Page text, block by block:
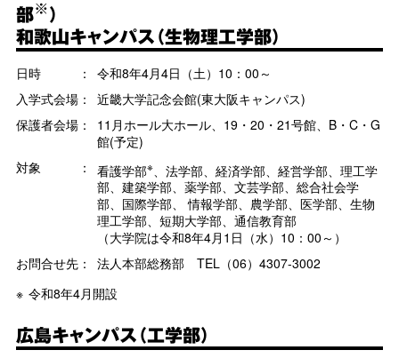
部※）
和歌山キャンパス（生物理工学部）
日時 ：
令和8年4月4日（土）10：00～
入学式会場：
近畿大学記念会館(東大阪キャンパス)
保護者会場：
11月ホール大ホール、19・20・21号館、B・C・G
館(予定)
対象 ：
看護学部※
、法学部、経済学部、経営学部、理工学
部、建築学部、薬学部、文芸学部、総合社会学
部、国際学部、 情報学部、農学部、医学部、生物
理工学部、短期大学部、通信教育部
（大学院は令和8年4月1日（水）10：00～）
お問合せ先：
法人本部総務部 TEL（06）4307-3002
令和8年4月開設
広島キャンパス（工学部）